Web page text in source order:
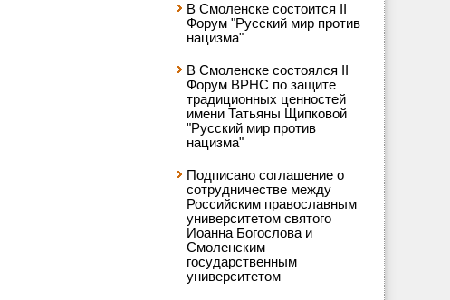
В Смоленске состоится II
Форум "Русский мир против
нацизма"
В Смоленске состоялся II
Форум ВРНС по защите
традиционных ценностей
имени Татьяны Щипковой
"Русский мир против
нацизма"
Подписано соглашение о
сотрудничестве между
Российским православным
университетом святого
Иоанна Богослова и
Смоленским
государственным
университетом